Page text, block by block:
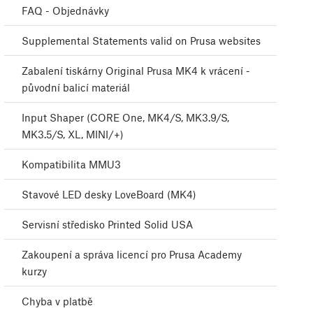
FAQ - Objednávky
Supplemental Statements valid on Prusa websites
Zabalení tiskárny Original Prusa MK4 k vrácení -
původní balicí materiál
Input Shaper (CORE One, MK4/S, MK3.9/S,
MK3.5/S, XL, MINI/+)
Kompatibilita MMU3
Stavové LED desky LoveBoard (MK4)
Servisní středisko Printed Solid USA
Zakoupení a správa licencí pro Prusa Academy
kurzy
Chyba v platbě